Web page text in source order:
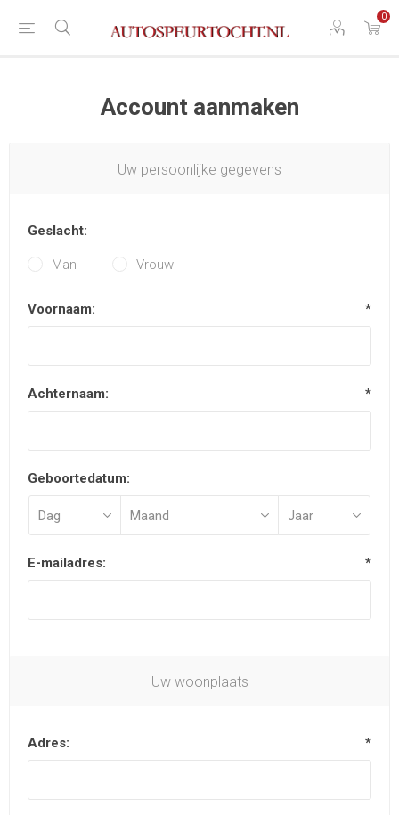
0
Account aanmaken
Uw persoonlijke gegevens
Geslacht:
Man Vrouw
Voornaam: *
Achternaam: *
Geboortedatum:
E-mailadres: *
Uw woonplaats
Adres: *